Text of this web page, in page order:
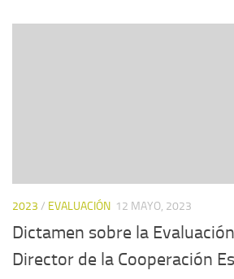
2023 / EVALUACIÓN 12 MAYO, 2023
Dictamen sobre la
Director de la Cooperación